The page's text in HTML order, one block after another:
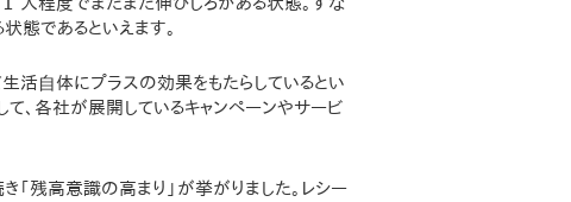
態であるといえます。
活⾃体にプラスの効果をもたらしているとい
て、各社が展開しているキャンペーンやサービ
「残高意識の高まり」が挙がりました。レシー